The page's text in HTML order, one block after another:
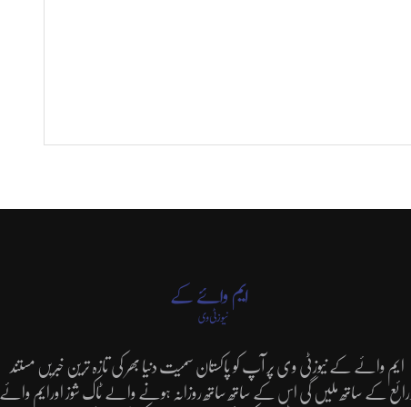
ایم وائے کے نیوزٹی وی پر آپ کو پاکستان سمیت دنیا بھر کی تازہ ترین خبریں مستند
کے ساتھ ملیں گی اس کے ساتھ ساتھ روزانہ ہونے والے ٹاک شوز اورایم وائے